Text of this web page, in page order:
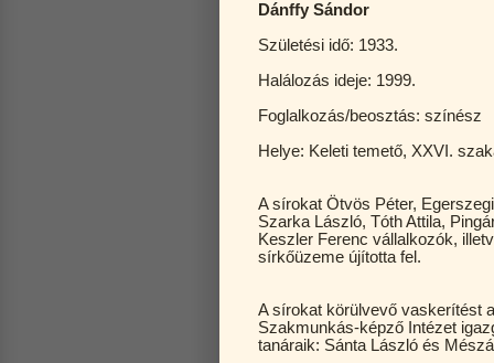
Dánffy Sándor
Születési idő: 1933.
Halálozás ideje: 1999.
Foglalkozás/beosztás: színész
Helye: Keleti temető, XXVI.
A sírokat Ötvös Péter,
Szarka László, Tóth Attila,
Keszler Ferenc vállalkozók,
sírkőüzeme újította fel.
A sírokat körülvevő vaskerítést
Szakmunkás-képző Intézet
tanáraik: Sánta László és